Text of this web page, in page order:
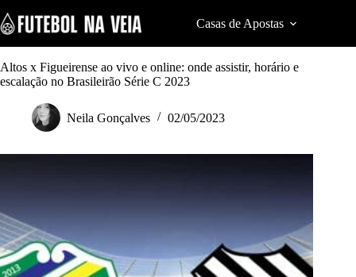
k
i
p
o
Casas de Apostas
Altos x Figueirense ao vivo e online: onde assistir, horário e
escalação no Brasileirão Série C 2023
Neila Gonçalves 02/05/2023